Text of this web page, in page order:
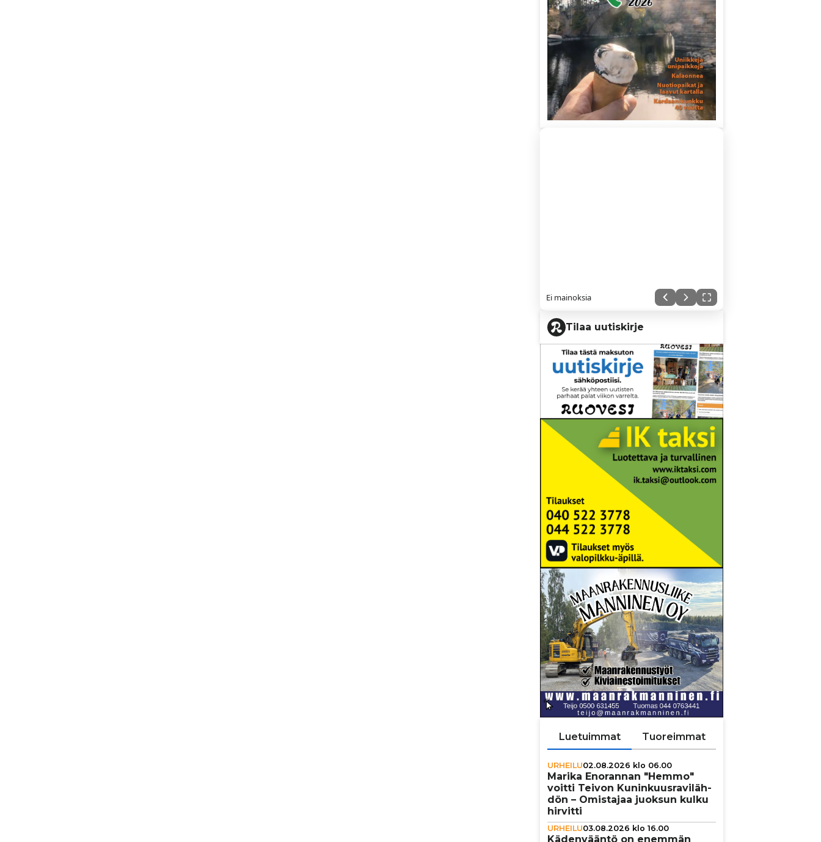
Ei mainoksia
Tilaa uutiskirje
Luetuimmat Tuoreimmat
URHEILU02.08.2026 klo 06.00
Marika Enorannan "Hemmo"
voitti Teivon Kunin­kuus­ra­vi­läh­
dön – Omistajaa juoksun kulku
hirvitti
URHEILU03.08.2026 klo 16.00
Käden­vääntö on enemmän